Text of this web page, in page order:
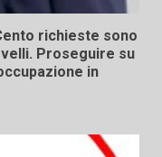
richieste sono
Proseguire su
in